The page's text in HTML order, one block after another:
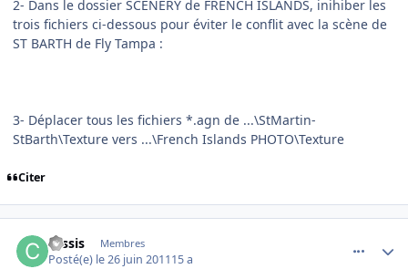
2- Dans le dossier SCENERY de FRENCH ISLANDS, inihiber les
trois fichiers ci-dessous pour éviter le conflit avec la scène de
ST BARTH de Fly Tampa :
3- Déplacer tous les fichiers *.agn de ...\StMartin-
StBarth\Texture vers ...\French Islands PHOTO\Texture
Citer
cassis Membres
Posté(e) le 26 juin 201115 a